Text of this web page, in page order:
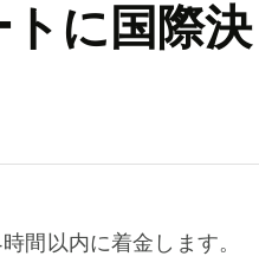
に国際決
間以内に着金します。